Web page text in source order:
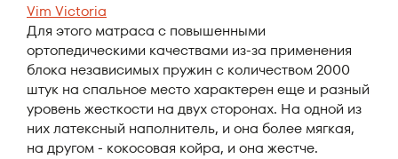
Vim Victoria
Для этого матраса с повышенными
ортопедическими качествами из-за применения
блока независимых пружин с количеством 2000
штук на спальное место характерен еще и разный
уровень жесткости на двух сторонах. На одной из
них латексный наполнитель, и она более мягкая,
на другом - кокосовая койра, и она жестче.